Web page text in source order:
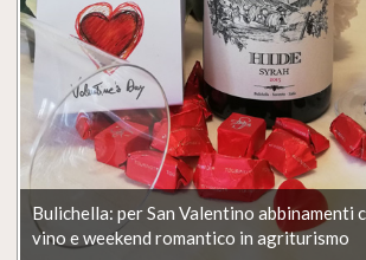
Bulichella: per San Valentino abbinamenti
vino e weekend romantico in agriturismo